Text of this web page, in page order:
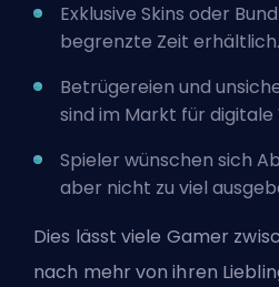
Exklusive Skins oder
begrenzte Zeit erhältlich.
Betrügereien und
sind im Markt für digitale
Spieler wünschen sich
aber nicht zu viel
Dies lässt viele Gamer
nach mehr von ihren